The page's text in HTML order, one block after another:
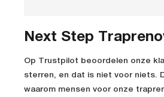
Next Step
Op Trustpilot beoordelen onze
sterren, en dat is niet voor niets.
waarom mensen voor onze